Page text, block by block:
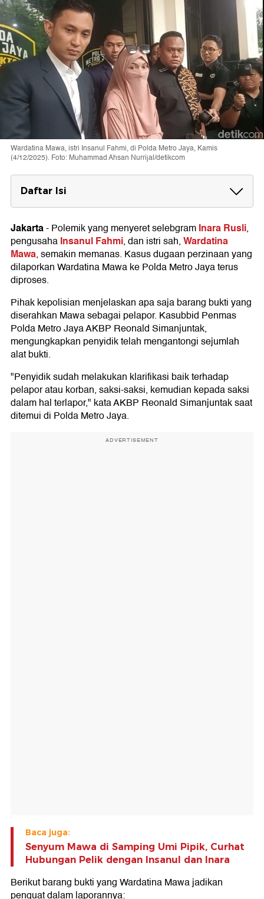
Wardatina Mawa, istri Insanul Fahmi, di Polda Metro Jaya, Kamis
(4/12/2025). Foto: Muhammad Ahsan Nurrijal/detikcom
Daftar Isi
1. Akta Nikah
2. Fotokopi Kartu Keluarga
3. Flashdisk Berisi 7 Video CCTV
4. DM Wardatina Mawa dan Inara Rusli
5. DM dengan Akun gunzo_mustako
6. Surat Pernyataan Resmi KUA Medan
Jakarta-Polemik yang menyeret selebgramInara Rusli,
pengusahaInsanul Fahmi, dan istri sah,Wardatina
Mawa, semakin memanas. Kasus dugaan perzinaan yang
dilaporkan Wardatina Mawa ke Polda Metro Jaya terus
diproses.
Pihak kepolisian menjelaskan apa saja barang bukti yang
diserahkan Mawa sebagai pelapor. Kasubbid Penmas
Polda Metro Jaya AKBP Reonald Simanjuntak,
mengungkapkan penyidik telah mengantongi sejumlah
alat bukti.
"Penyidik sudah melakukan klarifikasi baik terhadap
pelapor atau korban, saksi-saksi, kemudian kepada saksi
dalam hal terlapor," kata AKBP Reonald Simanjuntak saat
ditemui di Polda Metro Jaya.
ADVERTISEMENT
Baca juga:
Senyum Mawa di Samping Umi Pipik, Curhat
Hubungan Pelik dengan Insanul dan Inara
Berikut barang bukti yang Wardatina Mawa jadikan
penguat dalam laporannya: